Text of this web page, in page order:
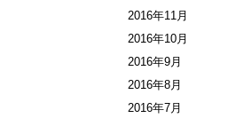
2016年11月
2016年10月
2016年9月
2016年8月
2016年7月